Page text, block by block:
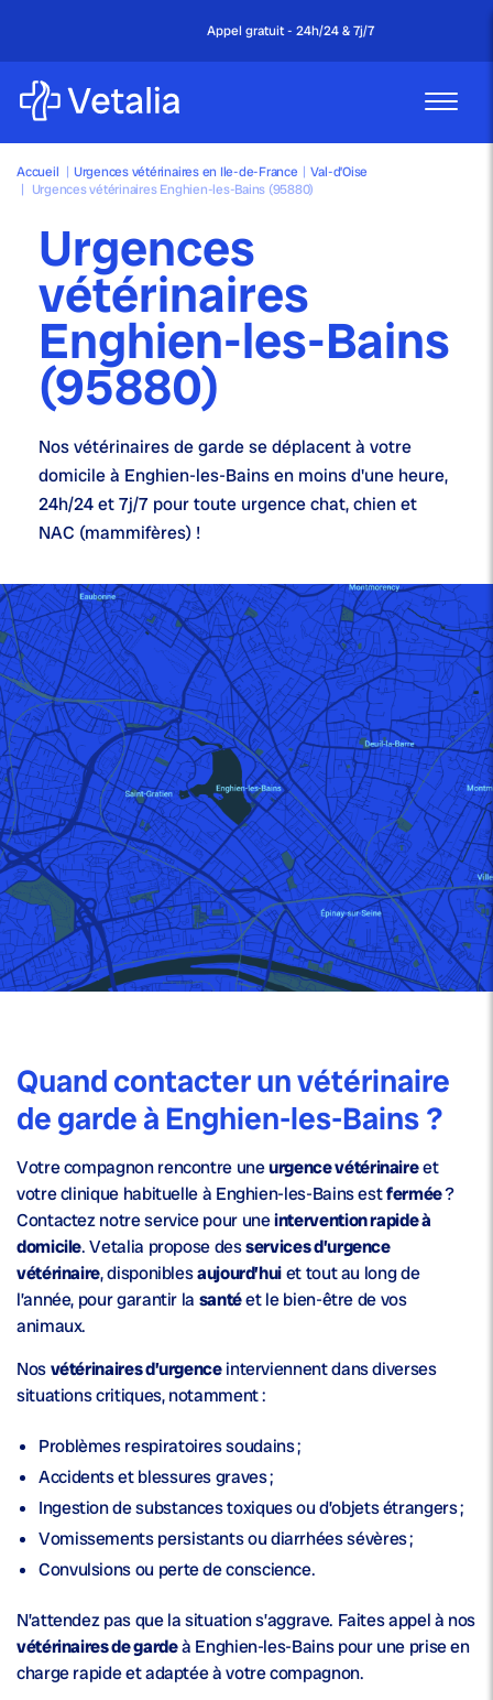
Appel gratuit - 24h/24 & 7j/7
Accueil | Urgences vétérinaires en Ile-de-France | Val-d’Oise
| Urgences vétérinaires Enghien-les-Bains (95880)
Urgences
vétérinaires
Enghien-les-Bains
(95880)
Nosvétérinaires de gardese déplacent à votre
domicile à Enghien-les-Bains en moins d'une heure,
24h/24 et 7j/7 pour toute urgence chat, chien et
NAC (mammifères) !
Quand contacter un vétérinaire
de garde à Enghien-les-Bains ?
Votre compagnon rencontre uneurgence vétérinaireet
votre clinique habituelle à Enghien-les-Bains estfermée?
Contactez notre service pour uneintervention rapide à
domicile. Vetalia propose desservices d’urgence
vétérinaire, disponiblesaujourd’huiet tout au long de
l’année, pour garantir la santéet le bien-être de vos
animaux.
Nosvétérinaires d’urgenceinterviennent dans diverses
situations critiques, notamment :
Problèmes respiratoires soudains ;
Accidents et blessures graves ;
Ingestion de substances toxiques ou d’objets étrangers ;
Vomissements persistants ou diarrhées sévères ;
Convulsions ou perte de conscience.
N’attendez pas que la situation s’aggrave. Faites appel à nos
vétérinaires de gardeà Enghien-les-Bains pour une prise en
charge rapide et adaptée à votre compagnon.